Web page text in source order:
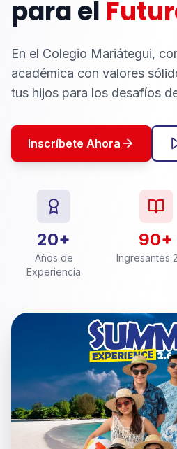
para el
En el Colegio Mariátegui,
académica con valores
tus hijos para los desafíos
Inscríbete Ahora
20+
Años de
Experiencia
90+
Ingresantes